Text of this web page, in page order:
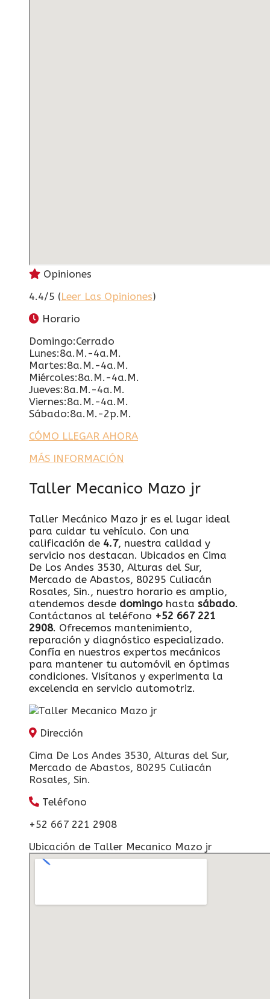
Opiniones
4.4/5 (Leer Las Opiniones)
Horario
Domingo:Cerrado
Lunes:8a.m.-4a.m.
Martes:8a.m.-4a.m.
Miércoles:8a.m.-4a.m.
Jueves:8a.m.-4a.m.
Viernes:8a.m.-4a.m.
Sábado:8a.m.-2p.m.
CÓMO LLEGAR AHORA
MÁS INFORMACIÓN
Taller Mecanico Mazo jr
Taller Mecánico Mazo jr es el lugar ideal
para cuidar tu vehículo. Con una
calificación de 4.7, nuestra calidad y
servicio nos destacan. Ubicados en Cima
De Los Andes 3530, Alturas del Sur,
Mercado de Abastos, 80295 Culiacán
Rosales, Sin., nuestro horario es amplio,
atendemos desde domingo hasta sábado.
Contáctanos al teléfono +52 667 221
2908. Ofrecemos mantenimiento,
reparación y diagnóstico especializado.
Confía en nuestros expertos mecánicos
para mantener tu automóvil en óptimas
condiciones. Visítanos y experimenta la
excelencia en servicio automotriz.
Dirección
Cima De Los Andes 3530, Alturas del Sur,
Mercado de Abastos, 80295 Culiacán
Rosales, Sin.
Teléfono
+52 667 221 2908
Ubicación de Taller Mecanico Mazo jr